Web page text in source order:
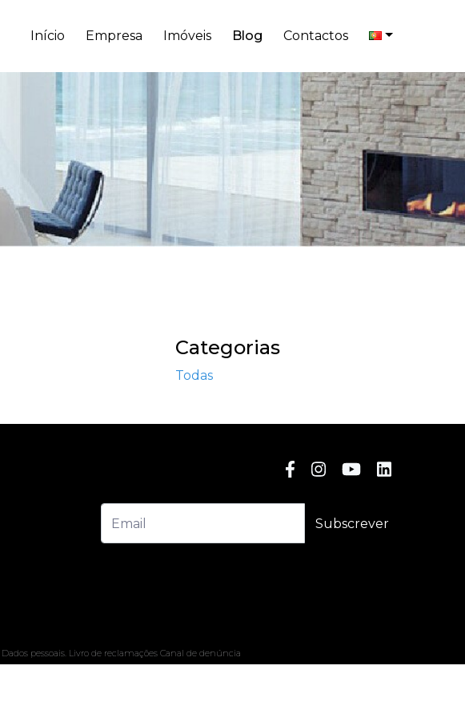
Início Empresa Imóveis Blog Contactos
Categorias
Todas
Subscrever
Dados pessoais. Livro de reclamações Canal de denúncia